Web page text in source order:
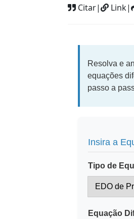
Citar| Link|
Resolva e
equações
passo a
Insira a
Tipo de
Equação